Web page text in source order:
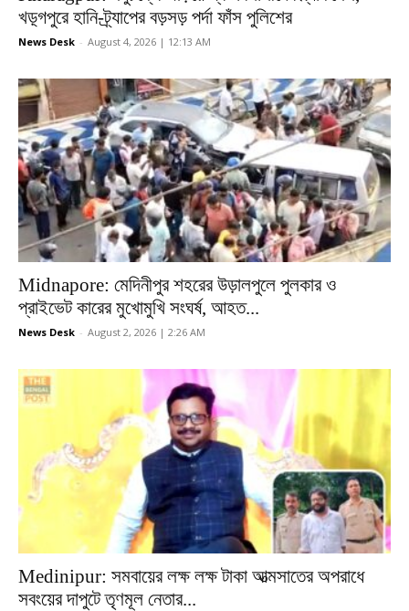
খড়্গপুরে হানি-ট্র্যাপের বড়সড় পর্দা ফাঁস পুলিশের
News Desk - August 4, 2026 | 12:13 AM
Midnapore: মেদিনীপুর শহরের উড়ালপুলে পুলকার ও
প্রাইভেট কারের মুখোমুখি সংঘর্ষ, আহত...
News Desk - August 2, 2026 | 2:26 AM
Medinipur: সমবায়ের লক্ষ লক্ষ টাকা আত্মসাতের অপরাধে
সবংয়ের দাপুটে তৃণমূল নেতার...